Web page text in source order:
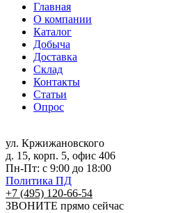
Главная
О компании
Каталог
Добыча
Доставка
Склад
Контакты
Статьи
Опрос
ул. Кржижановского
д. 15, корп. 5, офис 406
Пн-Пт: с 9:00 до 18:00
Политика ПД
+7 (495) 120-66-54
ЗВОНИТЕ прямо сейчас